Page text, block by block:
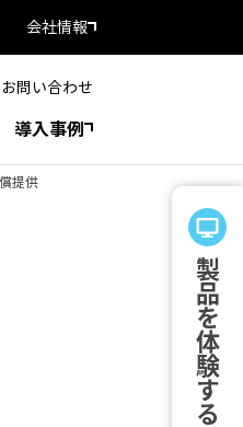
製品を体験する
会社情報
お問い合わせ
導入事例
提供